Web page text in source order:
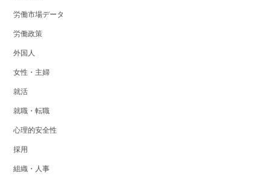
労働市場データ
労働政策
外国人
女性・主婦
就活
就職・転職
心理的安全性
採用
組織・人事